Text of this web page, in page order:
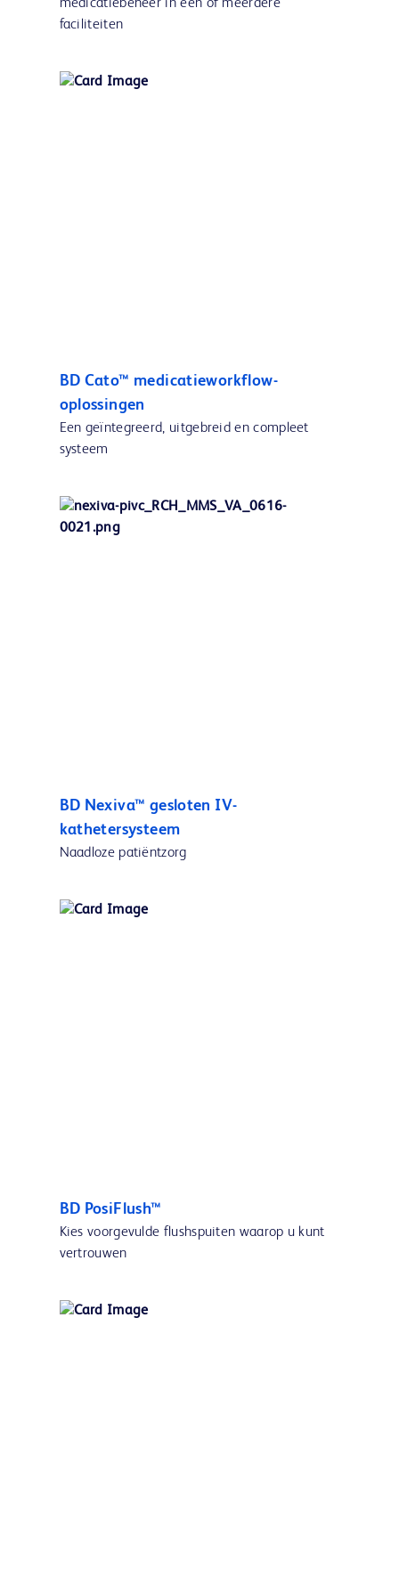
medicatiebeheer in één of meerdere
faciliteiten
BD Cato™ medicatieworkflow-
oplossingen
Een geïntegreerd, uitgebreid en compleet
systeem
BD Nexiva™ gesloten IV-
kathetersysteem
Naadloze patiëntzorg
BD PosiFlush™
Kies voorgevulde flushspuiten waarop u kunt
vertrouwen